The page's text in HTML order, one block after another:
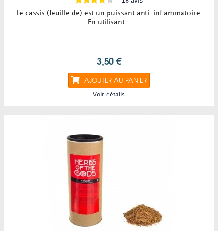
Le cassis (feuille de) est un puissant anti-inflammatoire.
En utilisant...
3,50 €
AJOUTER AU PANIER
Voir détails